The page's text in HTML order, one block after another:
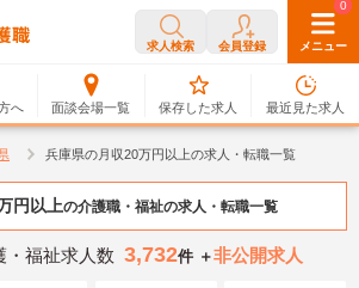
求人検索 会員登録 メニュー
へ 面談会場一覧
0
保存した求人
0
最近見た求人
兵庫県の月収20万円以上の求人・転職一覧
円以上の介護職・福祉の求人・転職一覧
・福祉求人数 3,732件 ＋非公開求人